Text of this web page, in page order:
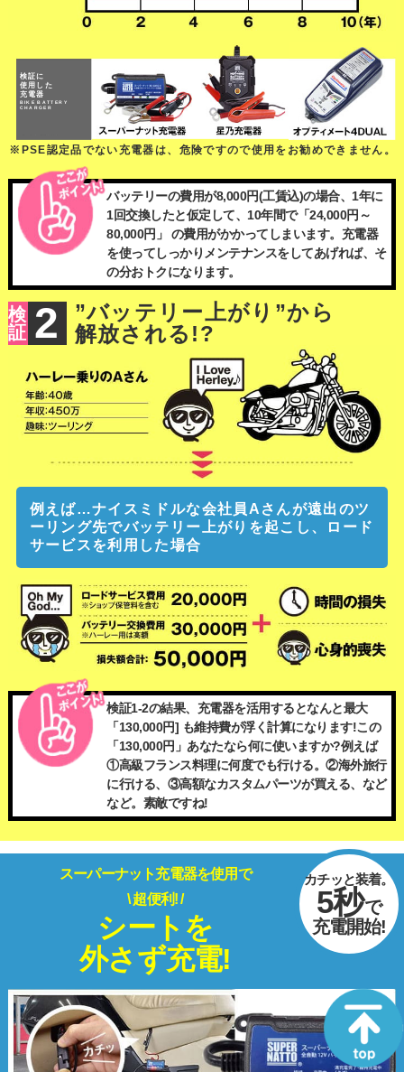
検証に
使用した
充電器
BIKE BATTERY
CHARGER
※PSE認定品でない充電器は、危険ですので使用をお勧めできません。
バッテリーの費用が8,000円(工賃込)の場合、1年に
1回交換したと仮定して、10年間で「24,000円～
80,000円」 の費用がかかってしまいます。充電器
を使ってしっかりメンテナンスをしてあげれば、そ
の分おトクになります。
検
証 2
”バッテリー上がり”から
解放される!?
例えば…ナイスミドルな会社員Aさんが遠出のツ
ーリング先でバッテリー上がりを起こし、ロード
サービスを利用した場合
検証1-2の結果、充電器を活用するとなんと最大
「130,000円] も維持費が浮く計算になります!この
「130,000円」あなたなら何に使いますか?例えば
①高級フランス料理に何度でも行ける。②海外旅行
に行ける、③高額なカスタムパーツが買える、など
など。素敵ですね!
スーパーナット充電器を使用で
\ 超便利! /
シートを
外さず充電!
カチッと装着。
5秒で
充電開始!